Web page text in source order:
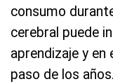
consumo
cerebral puede
aprendizaje y en
paso de los años.